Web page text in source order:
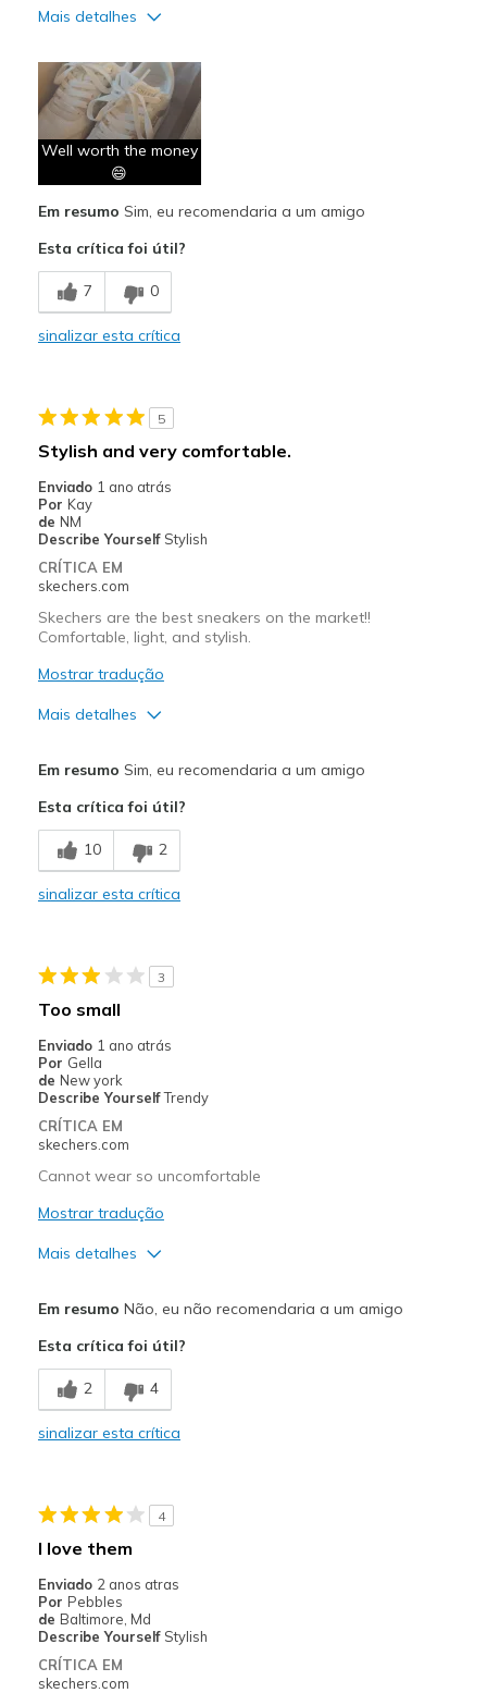
Mais detalhes
Attractive Design
Comfortable
Stylish
Melhores utilizações
Casual Wear
Going Out
Width
Sizing
Feels true to size
View On Shoes
Well worth the money
😄
Em resumo Sim, eu recomendaria a um amigo
Esta crítica foi útil?
7 0
sinalizar esta crítica
5
Stylish and very comfortable.
Enviado 1 ano atrás
Por Kay
de NM
Describe Yourself Stylish
CRÍTICA EM
skechers.com
Skechers are the best sneakers on the market!!
Comfortable, light, and stylish.
Mostrar tradução
Mais detalhes
Breathe Well
Comfortable
Melhores utilizações
Casual Wear
Going Out
Special Occasions
Width
View On Shoes
I'm Into Shoes
Em resumo Sim, eu recomendaria a um amigo
Esta crítica foi útil?
10 2
sinalizar esta crítica
3
Too small
Enviado 1 ano atrás
Por Gella
de New york
Describe YourselfTrendy
CRÍTICA EM
skechers.com
Cannot wear so uncomfortable
Mostrar tradução
Mais detalhes
Stylish
Contras
Need Break In
Casual Wear
Sizing
Em resumo Não, eu não recomendaria a um amigo
Esta crítica foi útil?
2 4
sinalizar esta crítica
4
I love them
Enviado 2 anos atras
Por Pebbles
de Baltimore, Md
Describe Yourself Stylish
CRÍTICA EM
skechers.com